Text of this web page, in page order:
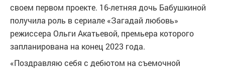
своем первом проекте. 16-летняя дочь Бабушкиной
получила роль в сериале «Загадай любовь»
режиссера Ольги Акатьевой, премьера которого
запланирована на конец 2023 года.
«Поздравляю себя с дебютом на съемочной